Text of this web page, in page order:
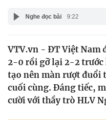
Chân dung
Sự kiện
Bóng đá
Thể thao Điện tử
Nghe đọc bài 9:22
VTV.vn - ĐT Việt Nam
2-0 rồi gỡ lại 2-2 trước
tạo nên màn rượt đuổi
cuối cùng. Đáng tiếc,
cười với thầy trò HLV